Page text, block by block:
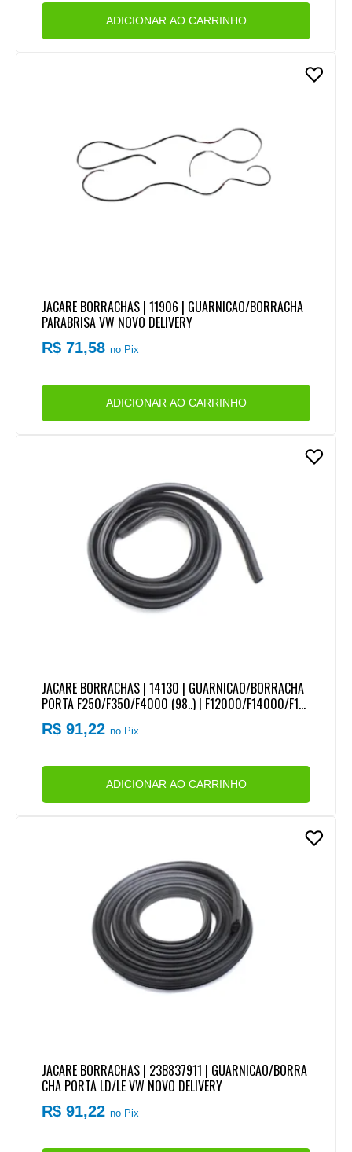
ADICIONAR AO CARRINHO
JACARE BORRACHAS | 11906 | GUARNICAO/BORRACHA
PARABRISA VW NOVO DELIVERY
R$ 71,58no Pix
ADICIONAR AO CARRINHO
JACARE BORRACHAS | 14130 | GUARNICAO/BORRACHA
PORTA F250/F350/F4000 (98..) | F12000/F14000/F16
000 PIT-BULL (98..)
R$ 91,22no Pix
ADICIONAR AO CARRINHO
JACARE BORRACHAS | 23B837911 | GUARNICAO/BORRA
CHA PORTA LD/LE VW NOVO DELIVERY
R$ 91,22no Pix